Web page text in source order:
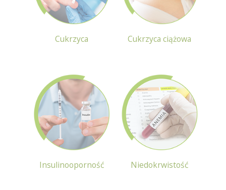
Cukrzyca Cukrzyca ciążowa
Insulinooporność Niedokrwistość